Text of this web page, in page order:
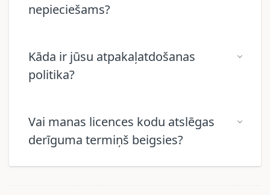
nepieciešams?
Kāda ir jūsu atpakaļatdošanas
politika?
Vai manas licences kodu atslēgas
derīguma termiņš beigsies?